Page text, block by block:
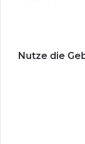
Nutze die